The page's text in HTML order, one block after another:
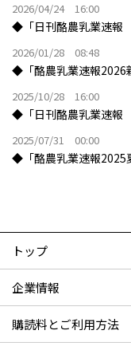
2026/04/24 16:00
◆「日刊酪農乳業速報
2026/01/28 08:48
◆「酪農乳業速報2026
2025/10/28 16:00
◆「日刊酪農乳業速報
2025/07/31 00:00
◆「酪農乳業速報2025
トップ
企業情報
購読料とご利用方法